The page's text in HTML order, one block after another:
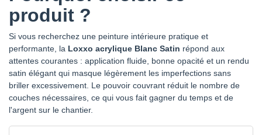
produit ?
Si vous recherchez une peinture intérieure pratique et
performante, la Loxxo acrylique Blanc Satin répond aux
attentes courantes : application fluide, bonne opacité et un rendu
satin élégant qui masque légèrement les imperfections sans
briller excessivement. Le pouvoir couvrant réduit le nombre de
couches nécessaires, ce qui vous fait gagner du temps et de
l'argent sur le chantier.